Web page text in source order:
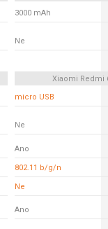
3000 mAh
Ne
Xiaomi Redmi
micro USB
Ne
Ano
802.11 b/g/n
Ne
Ano